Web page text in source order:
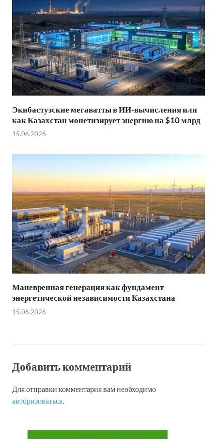
Экибастузские мегаватты в ИИ-вычисления или
как Казахстан монетизирует энергию на $10 млрд
15.06.2026
Маневренная генерация как фундамент
энергетической независимости Казахстана
15.06.2026
Добавить комментарий
Для отправки комментария вам необходимо
авторизоваться.